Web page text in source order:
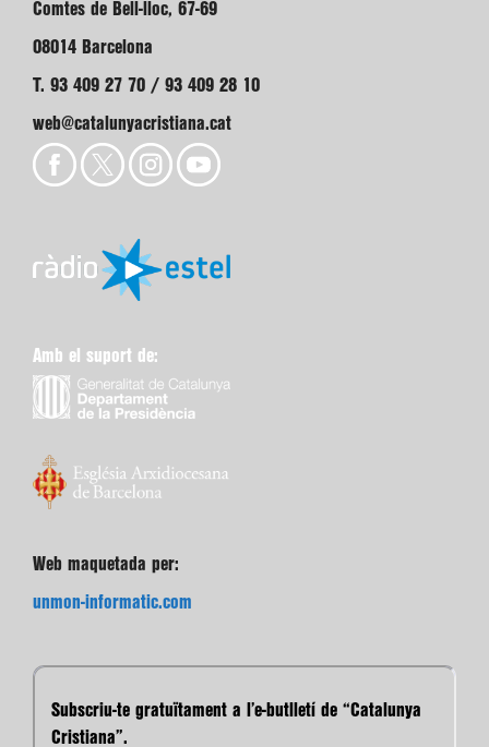
Comtes de Bell-lloc, 67-69
08014 Barcelona
T. 93 409 27 70 / 93 409 28 10
web@catalunyacristiana.cat
Amb el suport de:
Web maquetada per:
unmon-informatic.com
Subscriu-te gratuïtament a l’e-butlletí de “Catalunya
Cristiana”.